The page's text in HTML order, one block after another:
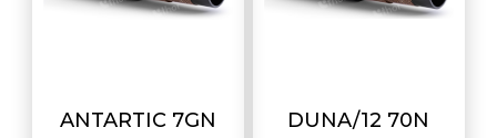
ANTARTIC 7GN DUNA/12 70N